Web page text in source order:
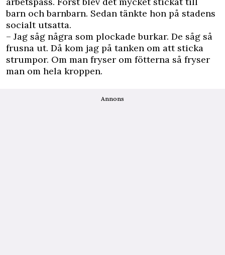
barn och barnbarn. Sedan tänkte hon på stadens
socialt utsatta.
– Jag såg några som plockade burkar. De såg så
frusna ut. Då kom jag på tanken om att sticka
strumpor. Om man fryser om fötterna så fryser
man om hela kroppen.
Annons